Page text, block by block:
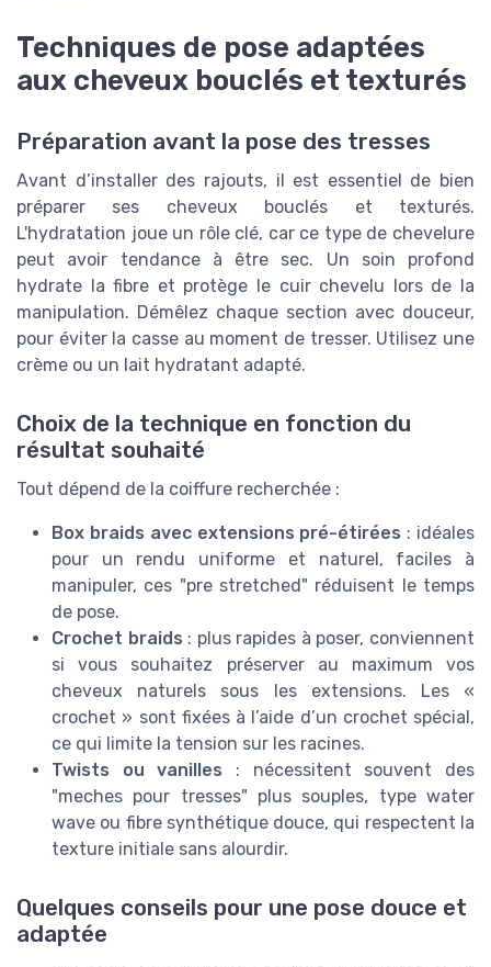
Techniques de pose adaptées
aux cheveux bouclés et texturés
Préparation avant la pose des tresses
Avant d’installer des rajouts, il est essentiel de bien
préparer ses cheveux bouclés et texturés.
L'hydratation joue un rôle clé, car ce type de chevelure
peut avoir tendance à être sec. Un soin profond
hydrate la fibre et protège le cuir chevelu lors de la
manipulation. Démêlez chaque section avec douceur,
pour éviter la casse au moment de tresser. Utilisez une
crème ou un lait hydratant adapté.
Choix de la technique en fonction du
résultat souhaité
Tout dépend de la coiffure recherchée :
Box braids avec extensions pré-étirées : idéales
pour un rendu uniforme et naturel, faciles à
manipuler, ces "pre stretched" réduisent le temps
de pose.
Crochet braids : plus rapides à poser, conviennent
si vous souhaitez préserver au maximum vos
cheveux naturels sous les extensions. Les «
crochet » sont fixées à l’aide d’un crochet spécial,
ce qui limite la tension sur les racines.
Twists ou vanilles : nécessitent souvent des
"meches pour tresses" plus souples, type water
wave ou fibre synthétique douce, qui respectent la
texture initiale sans alourdir.
Quelques conseils pour une pose douce et
adaptée